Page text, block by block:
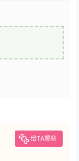
给TA赞助